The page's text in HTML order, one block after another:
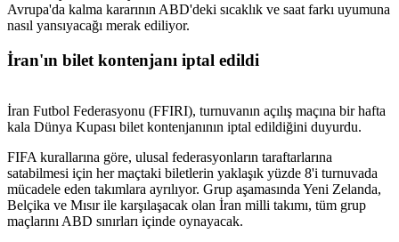
Avrupa'da kalma kararının ABD'deki sıcaklık ve saat farkı uyumuna
nasıl yansıyacağı merak ediliyor.
İran'ın bilet kontenjanı iptal edildi
İran Futbol Federasyonu (FFIRI), turnuvanın açılış maçına bir hafta
kala Dünya Kupası bilet kontenjanının iptal edildiğini duyurdu.
FIFA kurallarına göre, ulusal federasyonların taraftarlarına
satabilmesi için her maçtaki biletlerin yaklaşık yüzde 8'i turnuvada
mücadele eden takımlara ayrılıyor. Grup aşamasında Yeni Zelanda,
Belçika ve Mısır ile karşılaşacak olan İran milli takımı, tüm grup
maçlarını ABD sınırları içinde oynayacak.